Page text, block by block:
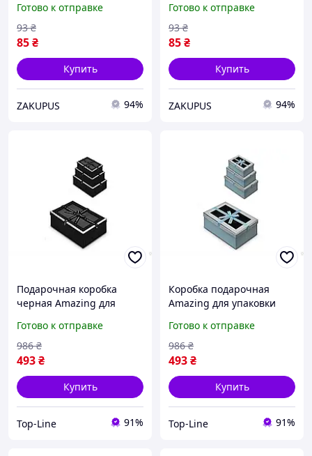
R91523 3шт/наб
10x10/15x15/22x22 см с
принтом самолетов
Готово к отправке
85₴
93 ₴
Купить
ZAKUPUS 94%
R91523 3шт/наб
10x10/15x15/22x22 см с
морским дизайном
Готово к отправке
85₴
93 ₴
Купить
ZAKUPUS 94%
Подарочная коробка
черная Amazing для
наборе R33283B ТМ
STENSON
Готово к отправке
493₴
986 ₴
Купить
Top-Line 91%
Коробка подарочная
Amazing для упаковки
набор R33283P ТМ
STENSON
Готово к отправке
493₴
986 ₴
Купить
Top-Line 91%